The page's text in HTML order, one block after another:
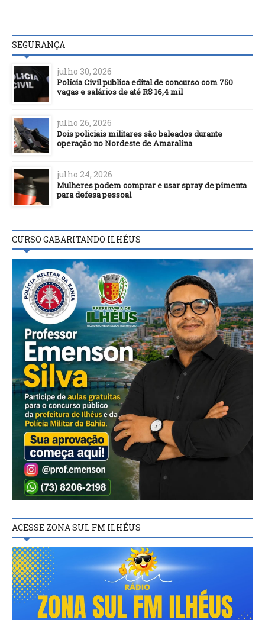
SEGURANÇA
julho 30, 2026
Polícia Civil publica edital de concurso com 750
vagas e salários de até R$ 16,4 mil
julho 26, 2026
Dois policiais militares são baleados durante
operação no Nordeste de Amaralina
julho 24, 2026
Mulheres podem comprar e usar spray de pimenta
para defesa pessoal
CURSO GABARITANDO ILHÉUS
ACESSE ZONA SUL FM ILHÉUS